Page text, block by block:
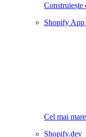
Construiește
Shopify App
Cel mai
Shopify.dev